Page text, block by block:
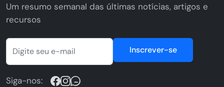
Um resumo semanal das últimas notícias, artigos e
recursos
Inscrever-se
Siga-nos: